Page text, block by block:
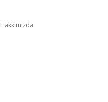
Hakkımızda